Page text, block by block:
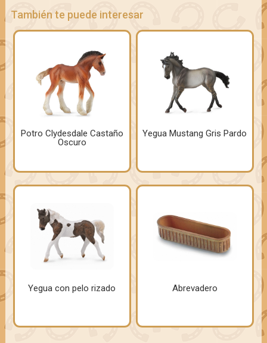
También te puede interesar
Potro Clydesdale Castaño
Oscuro
Yegua Mustang Gris Pardo
Yegua con pelo rizado Abrevadero